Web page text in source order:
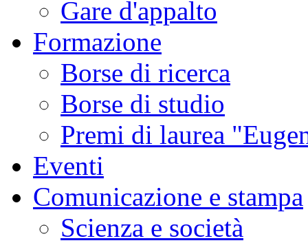
Gare d'appalto
Formazione
Borse di ricerca
Borse di studio
Premi di laurea
Eventi
Comunicazione e stampa
Scienza e società